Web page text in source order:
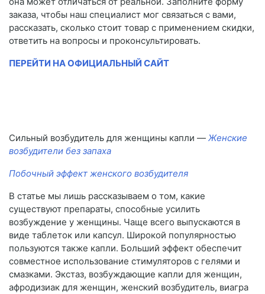
заказа, чтобы наш специалист мог связаться с вами,
рассказать, сколько стоит товар с применением скидки,
ответить на вопросы и проконсультировать.
ПЕРЕЙТИ НА ОФИЦИАЛЬНЫЙ САЙТ
Сильный возбудитель для женщины капли — Женские
возбудители без запаха
Побочный эффект женского возбудителя
В статье мы лишь рассказываем о том, какие
существуют препараты, способные усилить
возбуждение у женщины. Чаще всего выпускаются в
виде таблеток или капсул. Широкой популярностью
пользуются также капли. Больший эффект обеспечит
совместное использование стимуляторов с гелями и
смазками. Экстаз, возбуждающие капли для женщин,
афродизиак для женщин, женский возбудитель, виагра